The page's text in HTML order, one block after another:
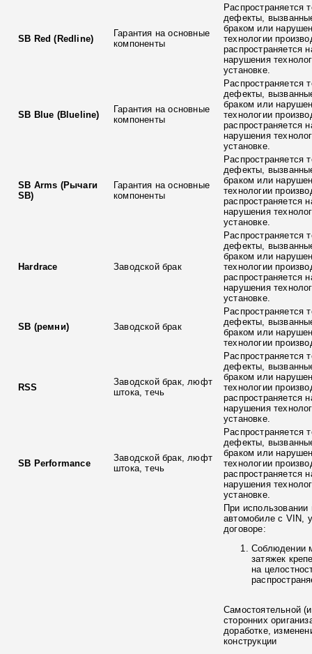
SB Red (Redline)
Гарантия на основные
компоненты
Распространяется
дефекты,
браком или
технологии
распространяется
нарушения
установке.
SB Blue (Blueline)
Гарантия на основные
компоненты
Распространяется
дефекты,
браком или
технологии
распространяется
нарушения
установке.
SB Arms (Рычаги
SB)
Гарантия на основные
компоненты
Распространяется
дефекты,
браком или
технологии
распространяется
нарушения
установке.
Hardrace Заводской брак
Распространяется
дефекты,
браком или
технологии
распространяется
нарушения
установке.
SB (ремни) Заводской брак
Распространяется
дефекты,
браком или
технологии
RSS
Заводской брак, люфт
штока, течь
Распространяется
дефекты,
браком или
технологии
распространяется
нарушения
установке.
SB Performance
Заводской брак, люфт
штока, течь
Распространяется
дефекты,
браком или
технологии
распространяется
нарушения
установке.
При использовании
автомобиле с VIN,
договоре:
Соблюдении
затяжек
на
Самостоятельной
сторонних
доработке,
конструкции